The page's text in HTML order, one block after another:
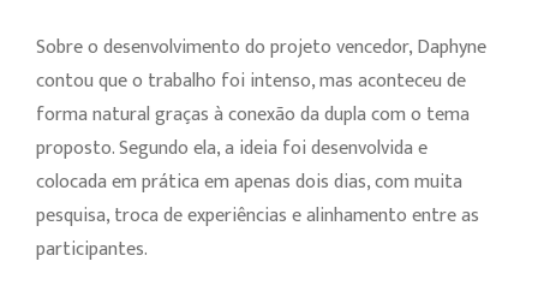
Sobre o desenvolvimento do projeto vencedor, Daphyne
contou que o trabalho foi intenso, mas aconteceu de
forma natural graças à conexão da dupla com o tema
proposto. Segundo ela, a ideia foi desenvolvida e
colocada em prática em apenas dois dias, com muita
pesquisa, troca de experiências e alinhamento entre as
participantes.